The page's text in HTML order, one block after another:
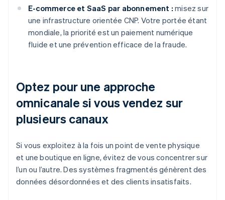
E-commerce et SaaS par abonnement : misez sur
une infrastructure orientée CNP. Votre portée étant
mondiale, la priorité est un paiement numérique
fluide et une prévention efficace de la fraude.
Optez pour une approche
omnicanale si vous vendez sur
plusieurs canaux
Si vous exploitez à la fois un point de vente physique
et une boutique en ligne, évitez de vous concentrer sur
l’un ou l’autre. Des systèmes fragmentés génèrent des
données désordonnées et des clients insatisfaits.